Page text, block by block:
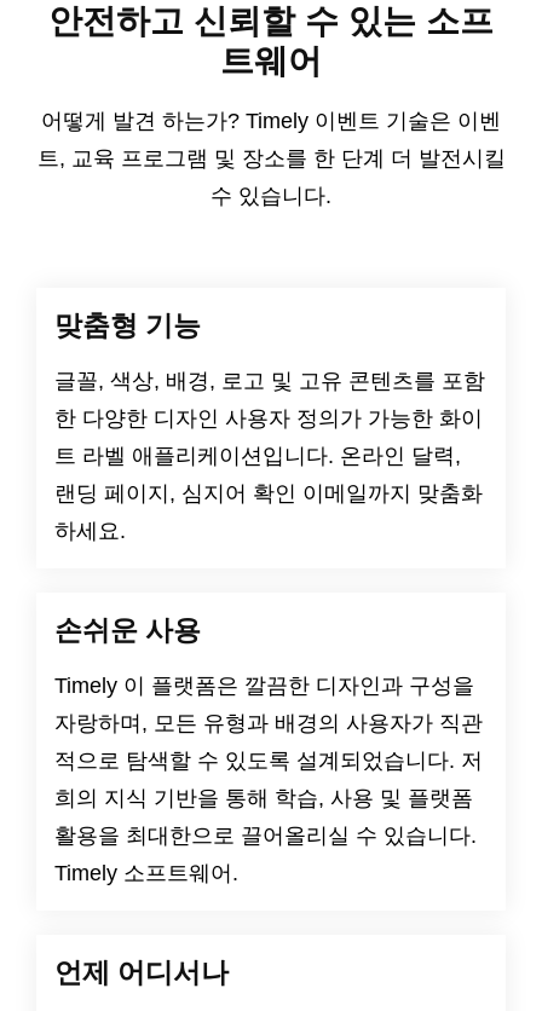
안전하고 신뢰할 수 있는 소프
트웨어
어떻게 발견 하는가? Timely 이벤트 기술은 이벤
트, 교육 프로그램 및 장소를 한 단계 더 발전시킬
수 있습니다.
맞춤형 기능
글꼴, 색상, 배경, 로고 및 고유 콘텐츠를 포함
한 다양한 디자인 사용자 정의가 가능한 화이
트 라벨 애플리케이션입니다. 온라인 달력,
랜딩 페이지, 심지어 확인 이메일까지 맞춤화
하세요.
손쉬운 사용
Timely 이 플랫폼은 깔끔한 디자인과 구성을
자랑하며, 모든 유형과 배경의 사용자가 직관
적으로 탐색할 수 있도록 설계되었습니다. 저
희의 지식 기반을 통해 학습, 사용 및 플랫폼
활용을 최대한으로 끌어올리실 수 있습니다.
Timely 소프트웨어.
언제 어디서나